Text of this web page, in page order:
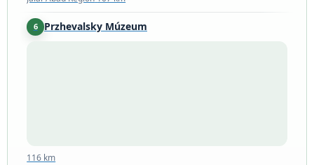
6 Przhevalsky Múzeum
116 km